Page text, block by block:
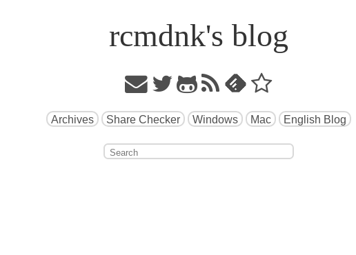
rcmdnk's blog
Archives Share Checker Windows Mac English Blog